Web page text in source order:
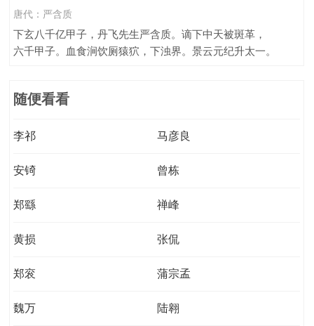
唐代： 严含质
下玄八千亿甲子，丹飞先生严含质。谪下中天被斑革，
六千甲子。血食涧饮厕猿狖，下浊界。景云元纪升太一。
随便看看
李祁 马彦良
安锜 曾栋
郑繇 禅峰
黄损 张侃
郑衮 蒲宗孟
魏万 陆翱